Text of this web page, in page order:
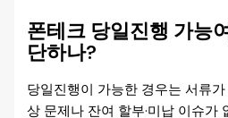
폰테크 당일진행 가능
단하나?
당일진행이 가능한 경우는 서류
상 문제나 잔여 할부·미납 이슈가